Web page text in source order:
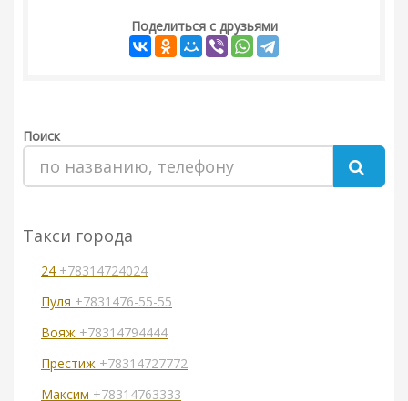
Поделиться с друзьями
Поиск
Такси города
24 +78314724024
Пуля +7831476-55-55
Вояж +78314794444
Престиж +78314727772
Максим +78314763333